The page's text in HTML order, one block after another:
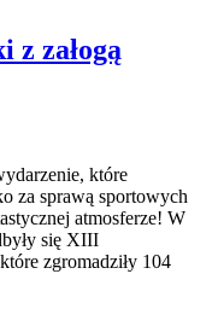
z załogą
które
za sprawą sportowych
atmosferze! W
się XIII
zgromadziły 104